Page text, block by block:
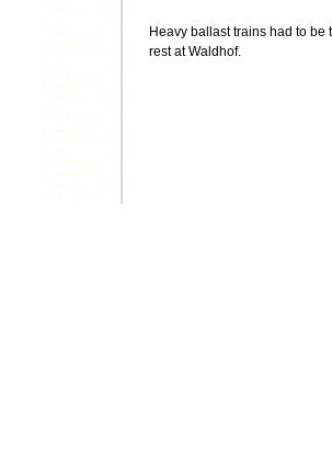
Heavy ballast trains had to
rest at Waldhof.